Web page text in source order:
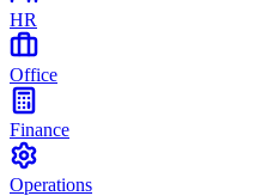
HR
Office
Finance
Operations